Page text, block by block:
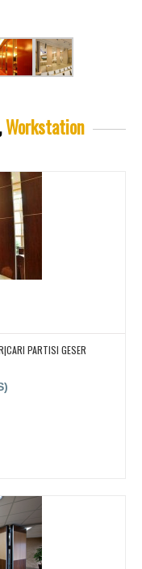
Workstation
PARTISI GESER